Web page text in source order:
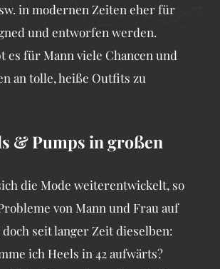
in modernen Zeiten eher für
und entworfen werden.
es für Mann viele Chancen und
an tolle, heiße Outfits zu
& Pumps in großen
die Mode weiterentwickelt, so
von Mann und Frau auf
seit langer Zeit dieselben:
ich Heels in 42 aufwärts?